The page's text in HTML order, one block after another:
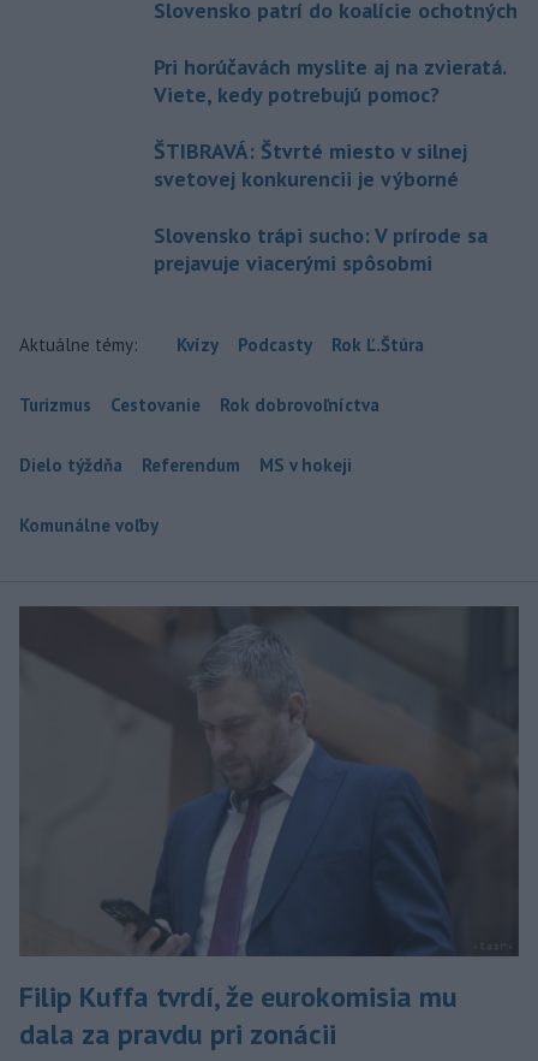
Slovensko patrí do koalície ochotných
Pri horúčavách myslite aj na zvieratá.
Viete, kedy potrebujú pomoc?
ŠTIBRAVÁ: Štvrté miesto v silnej
svetovej konkurencii je výborné
Slovensko trápi sucho: V prírode sa
prejavuje viacerými spôsobmi
Aktuálne témy: Kvízy Podcasty Rok Ľ.Štúra
Turizmus Cestovanie Rok dobrovoľníctva
Dielo týždňa Referendum MS v hokeji
Komunálne voľby
Filip Kuffa tvrdí, že eurokomisia mu
dala za pravdu pri zonácii